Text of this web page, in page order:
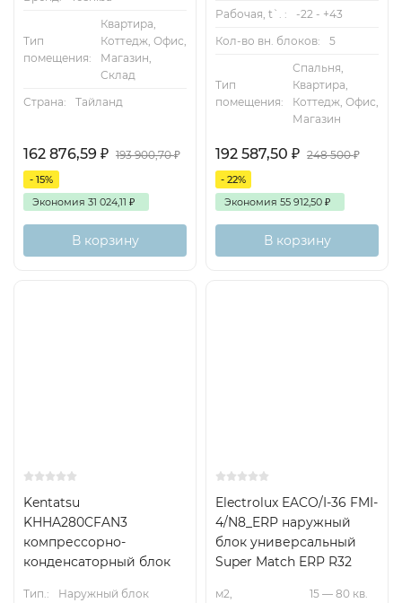
Тип
помещения:
Квартира,
Коттедж, Офис,
Магазин,
Склад
Страна:
Тайланд
162 876,59 ₽ 193 900,70₽
- 15%
Экономия 31 024,11 ₽
В корзину
Рабочая, t`. :
-22 - +43
Кол-во вн. блоков:
5
Тип
помещения:
Спальня,
Квартира,
Коттедж, Офис,
Магазин
192 587,50 ₽ 248 500₽
- 22%
Экономия 55 912,50 ₽
В корзину
Kentatsu
KHHA280CFAN3
компрессорно-
конденсаторный блок
Тип.:
Наружный блок
Electrolux EACO/I-36 FMI-
4/N8_ERP наружный
блок универсальный
Super Match ERP R32
м2,
15 — 80 кв.